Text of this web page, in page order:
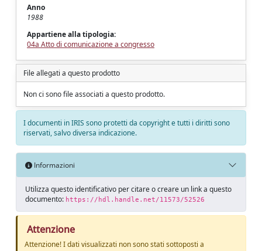
Anno
1988
Appartiene alla tipologia:
04a Atto di comunicazione a congresso
File allegati a questo prodotto
Non ci sono file associati a questo prodotto.
I documenti in IRIS sono protetti da copyright e tutti i diritti sono
riservati, salvo diversa indicazione.
Informazioni
Utilizza questo identificativo per citare o creare un link a questo
documento: https://hdl.handle.net/11573/52526
Attenzione
Attenzione! I dati visualizzati non sono stati sottoposti a